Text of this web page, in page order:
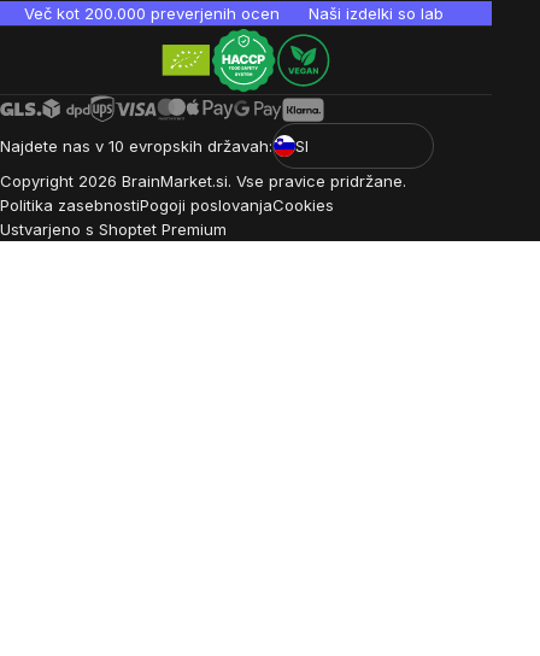
Več kot 200.000 preverjenih ocen Naši izdelki so laboratorijsko
Najdete nas v 10 evropskih državah:
SI
Copyright 2026 BrainMarket.si. Vse pravice pridržane.
Politika zasebnostiPogoji poslovanjaCookies
Ustvarjeno s Shoptet Premium